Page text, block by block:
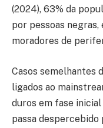
(2024), 63% da
por pessoas negras,
moradores de
Casos semelhantes
ligados ao
duros em fase
passa despercebido